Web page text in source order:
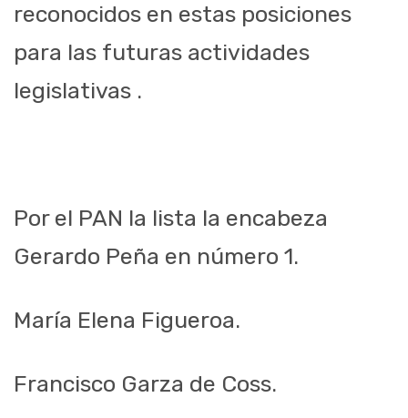
reconocidos en estas posiciones
para las futuras actividades
legislativas .
Por el PAN la lista la encabeza
Gerardo Peña en número 1.
María Elena Figueroa.
Francisco Garza de Coss.